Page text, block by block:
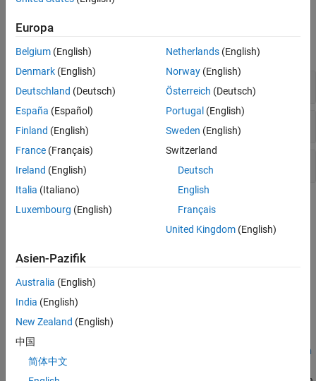
Funktionen
alle erweitern
Erstellen der slTuner-Schnittstelle
Themen
Create and Configure slTuner Interface to Simulink Model
command-line control system tuning and analysis.
Tune Control Systems in Simulink
At the command line, use
tune control systems modeled in Simulink.
Mark Signals of Interest for Control System Analysis and Design
Analysis points allow you to access to internal signals, perform
Europa
Belgium (English)
Denmark (English)
Deutschland (Deutsch)
España (Español)
Finland (English)
France (Français)
Ireland (English)
Italia (Italiano)
Luxembourg (English)
Netherlands(English)
Norway(English)
Österreich (Deutsch)
Portugal (English)
Sweden (English)
Switzerland
Deutsch
English
Français
United Kingdom(English)
Asien-Pazifik
Australia (English)
India (English)
New Zealand (English)
中国
简体中文